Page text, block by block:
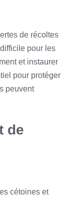
de récoltes
pour les
et instaurer
pour protéger
peuvent
de
cétoines et